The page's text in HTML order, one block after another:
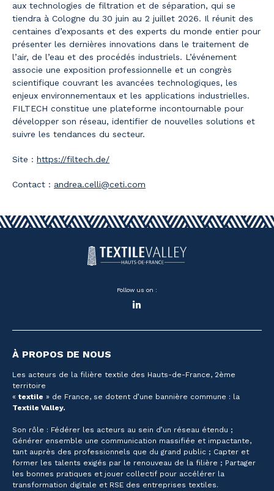
aux technologies de filtration et de séparation, qui se
tiendra à Cologne du 30 juin au 2 juillet 2026. Il réunit des
centaines d’exposants et des experts du monde entier pour
présenter les dernières innovations dans le traitement de
l’air, de l’eau et des procédés industriels. L’événement
associe une exposition professionnelle et un congrès
scientifique couvrant les avancées technologiques, les
enjeux environnementaux et les applications industrielles.
FILTECH constitue une plateforme incontournable pour
développer son réseau, identifier de nouvelles solutions et
suivre les tendances du secteur.
Site : https://filtech.de/
Contact : andrea.celli@ceti.com
Follow us on :
À PROPOS DE NOUS
Les acteurs de la filière textile des Hauts-de-France, 2ème
territoire
« textile » de France, se dotent d’une bannière commune : la
Textile Valley.
Son rôle : Fédérer les acteurs au sein d’un réseau étendu ;
Générer ensemble une communication massifiée et impactante,
tant auprès des professionnels que du grand public ; Capter et
former les talents exigés par le renouveau de la filière ; Partager
les bonnes pratiques et jouer collectif pour accélérer la
transformation digitale et RSE des entreprises textiles.